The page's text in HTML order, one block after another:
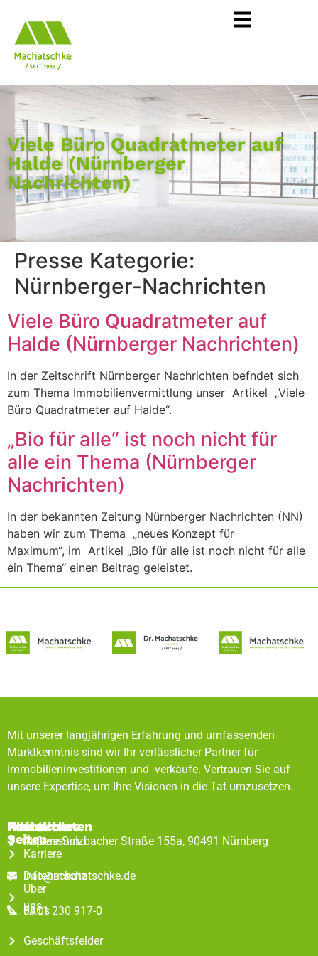
Viele Büro Quadratmeter auf
Halde (Nürnberger
Nachrichten)
Presse Kategorie:
Nürnberger-Nachrichten
Viele Büro Quadratmeter auf
Halde (Nürnberger Nachrichten)
In der Zeitschrift Nürnberger Nachrichten befndet sich
zum Thema Immobilienvermittlung unser Artikel „Viele
Büro Quadratmeter auf Halde“.
„Bio für alle“ ist noch nicht für
alle ein Thema (Nürnberger
Nachrichten)
In der bekannten Zeitung Nürnberger Nachrichten (NN)
haben wir zum Thema „neues Konzept für
Maximum“, im Artikel „Bio für alle ist noch nicht für alle
ein Thema“ einen Beitrag geleistet.
Mit unserer langjährigen Erfahrung und umfassenden
Marktkenntnis sind wir Ihr verlässlicher Partner für
Immobilieninvestitionen und -verkäufe. Vertrauen Sie auf
unsere Expertise, um Ihre Visionen in die Tat umzusetzen.
Rechtliches
Impressum
Datenschutz
FAQs
Hilfreiche
Seiten
Karriere
Über
uns
Geschäftsfelder
Kontaktdaten
Äußere Sulzbacher Straße 155a, 90491 Nürnberg
info@machatschke.de
0911 230 917-0